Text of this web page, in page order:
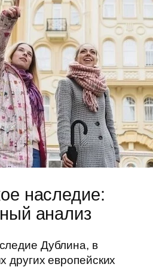
наследие:
анализ
Дублина, в
других европейских